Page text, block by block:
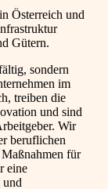
Österreich und
Gütern.
sondern
im
treiben die
und sind
Wir
beruflichen
für
eine
und